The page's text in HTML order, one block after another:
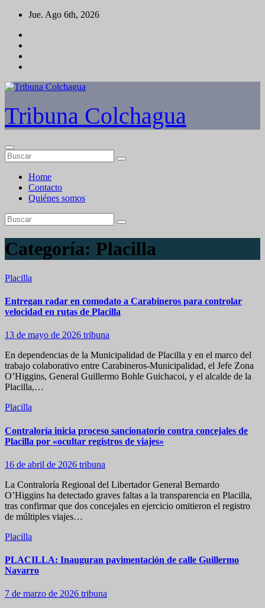
Saltar
contenido
Jue. Ago 6th, 2026
Tribuna Colchagua
Home
Contacto
Quiénes somos
Categoría: Placilla
Placilla
Entregan radar en comodato a Carabineros para controlar
velocidad en rutas de Placilla
13 de mayo de 2026 tribuna
En dependencias de la Municipalidad de Placilla y en el marco del
trabajo colaborativo entre Carabineros-Municipalidad, el Jefe Zona
O’Higgins, General Guillermo Bohle Guichacoi, y el alcalde de la
Placilla,…
Placilla
Contraloría inicia proceso sancionatorio contra concejales de
Placilla por «ocultar registros de viajes»
16 de abril de 2026 tribuna
La Contraloría Regional del Libertador General Bernardo
O’Higgins ha detectado graves faltas a la transparencia en Placilla,
tras confirmar que dos concejales en ejercicio omitieron el registro
de múltiples viajes…
Placilla
PLACILLA: Inauguran pavimentación de calle Guillermo
Navarro
7 de marzo de 2026 tribuna